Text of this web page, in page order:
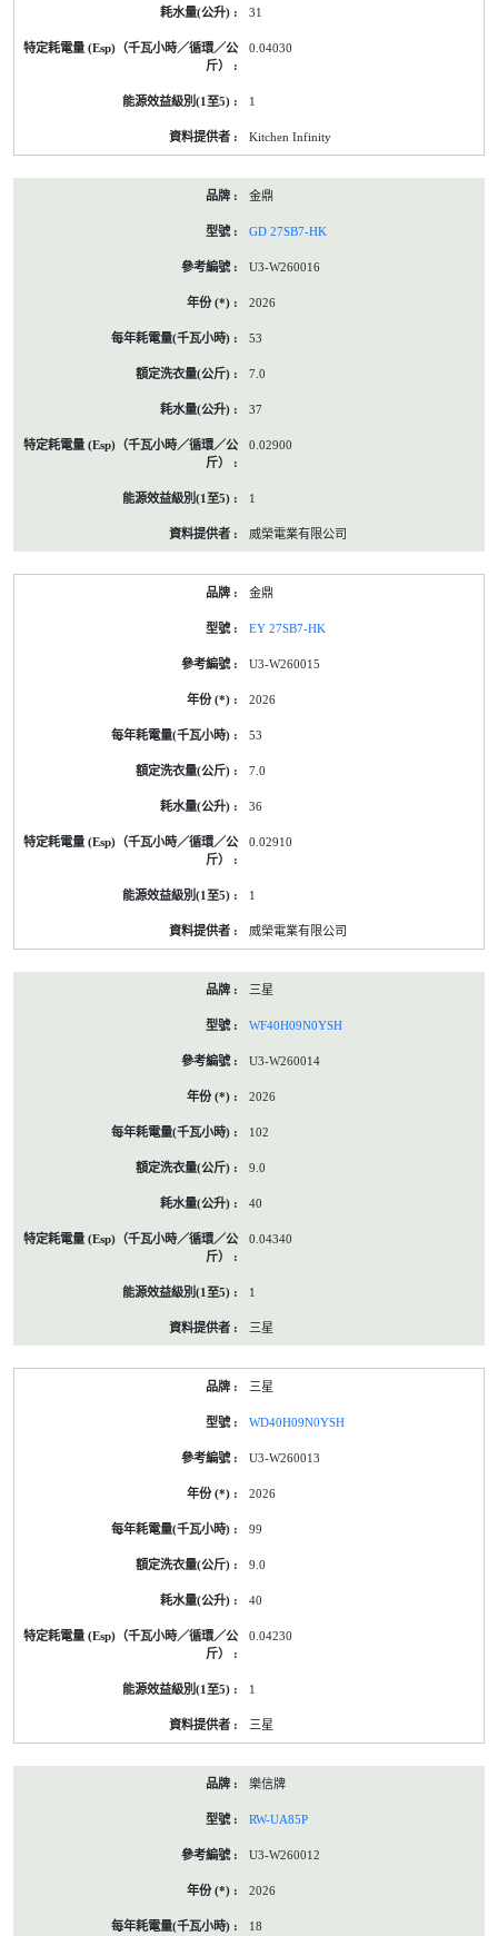
31
0.04030
1
Kitchen Infinity
金鼎
GD 27SB7-HK
U3-W260016
2026
53
7.0
37
0.02900
1
威榮電業有限公司
金鼎
EY 27SB7-HK
U3-W260015
2026
53
7.0
36
0.02910
1
威榮電業有限公司
三星
WF40H09N0YSH
U3-W260014
2026
102
9.0
40
0.04340
1
三星
三星
WD40H09N0YSH
U3-W260013
2026
99
9.0
40
0.04230
1
三星
樂信牌
RW-UA85P
U3-W260012
2026
18